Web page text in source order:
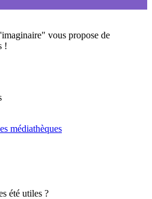
vous propose de
!
médiathèques
été utiles ?